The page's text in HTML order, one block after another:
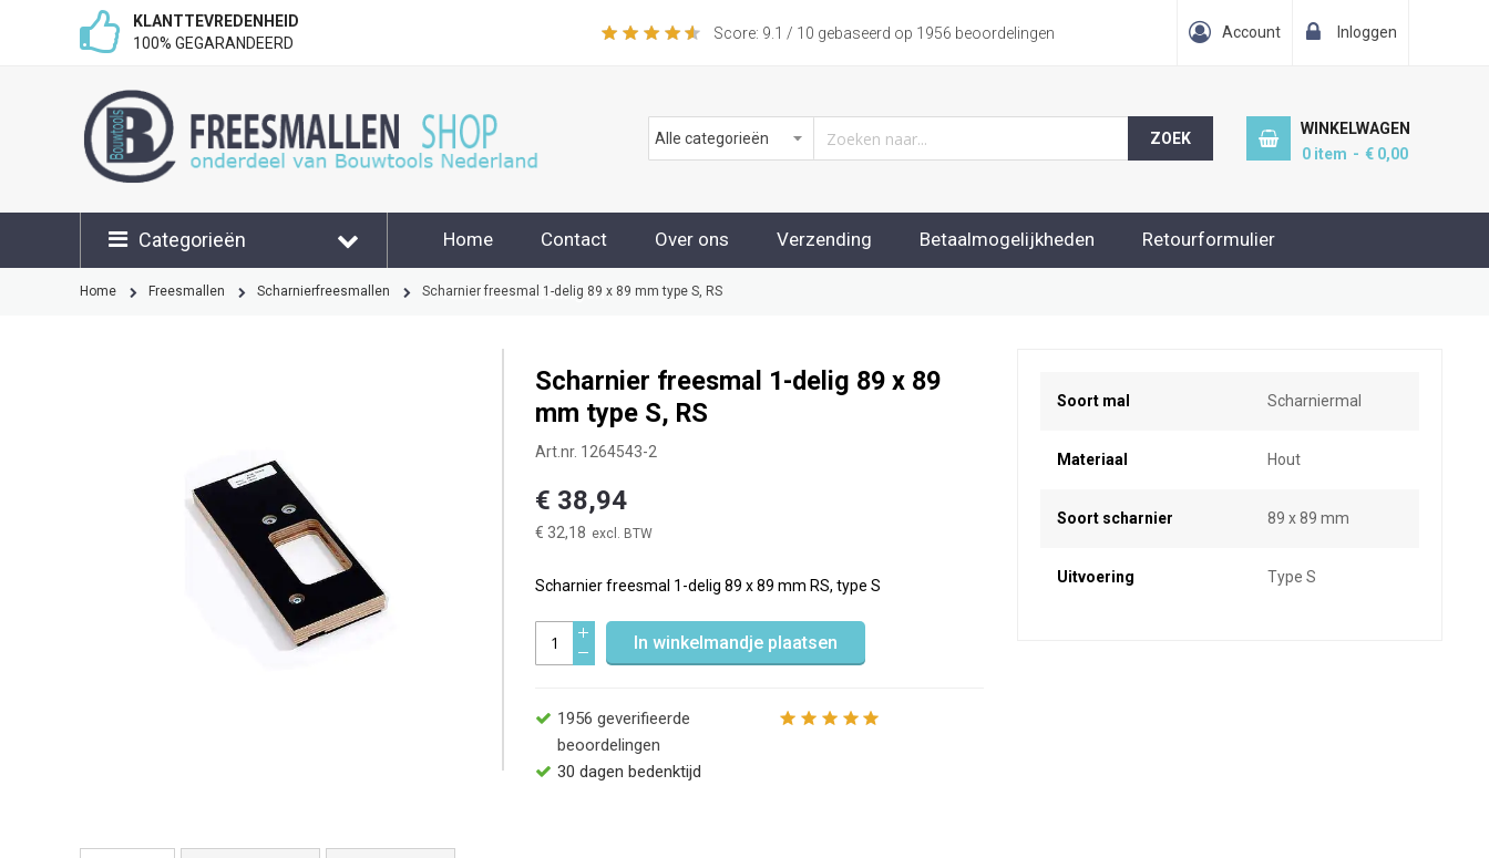
KLANTTEVREDENHEID
100% GEGARANDEERD
Score: 9.1 / 10 gebaseerd op 1956 beoordelingen Account Inloggen
ZOEK
WINKELWAGEN
0 item € 0,00
Categorieën Home Contact Over ons Verzending Betaalmogelijkheden Retourformulier
Klantbeoordelingen
Home Freesmallen Scharnierfreesmallen Scharnier freesmal 1-delig 89 x 89 mm type S, RS
Scharnier freesmal 1-delig 89 x 89
mm type S, RS
Art.nr. 1264543-2
€ 38,94
€ 32,18
Scharnier freesmal 1-delig 89 x 89 mm RS, type S
In winkelmandje plaatsen
1956 geverifieerde
beoordelingen
30 dagen bedenktijd
informatie
Soort mal Scharniermal
Materiaal Hout
Soort scharnier 89 x 89 mm
Uitvoering Type S